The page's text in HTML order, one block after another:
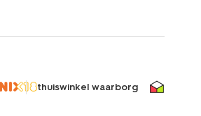
thuiswinkel waarborg